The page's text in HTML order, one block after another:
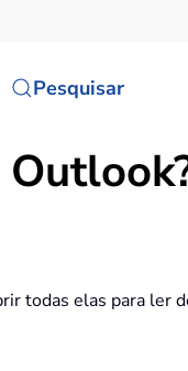
Pesquisar
todas elas para ler